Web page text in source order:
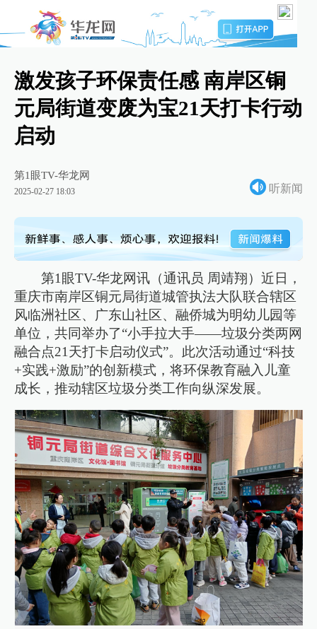
激发孩子环保责任感 南岸区铜
元局街道变废为宝21天打卡行动
启动
第1眼TV-华龙网
2025-02-27 18:03 听新闻
第1眼TV-华龙网讯（通讯员 周靖翔）近日，
重庆市南岸区铜元局街道城管执法大队联合辖区
风临洲社区、广东山社区、融侨城为明幼儿园等
单位，共同举办了“小手拉大手——垃圾分类两网
融合点21天打卡启动仪式”。此次活动通过“科技
+实践+激励”的创新模式，将环保教育融入儿童
成长，推动辖区垃圾分类工作向纵深发展。